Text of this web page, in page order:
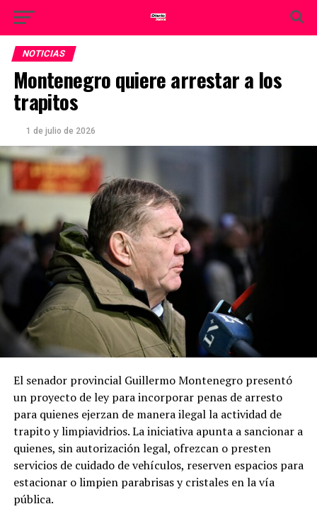
NOTICIAS
Montenegro quiere arrestar a los
trapitos
1 de julio de 2026
El senador provincial Guillermo Montenegro presentó
un proyecto de ley para incorporar penas de arresto
para quienes ejerzan de manera ilegal la actividad de
trapito y limpiavidrios. La iniciativa apunta a sancionar a
quienes, sin autorización legal, ofrezcan o presten
servicios de cuidado de vehículos, reserven espacios para
estacionar o limpien parabrisas y cristales en la vía
pública.